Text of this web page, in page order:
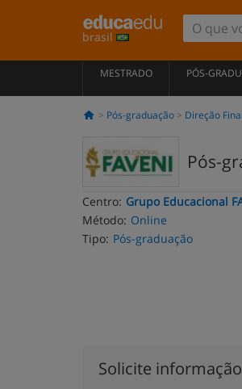
brasil
MESTRADO PÓS-
Pós-graduação Direção
Pós-
Centro: Grupo Educacional
Método: Online
Tipo: Pós-graduação
Solicite